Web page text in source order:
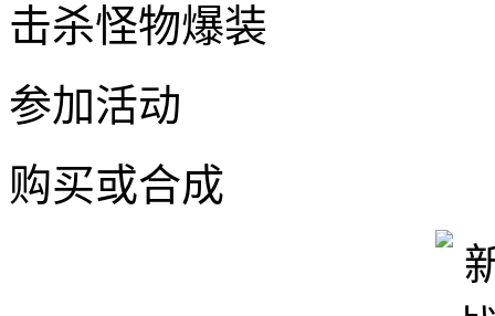
击杀怪物爆装
参加活动
购买或合成